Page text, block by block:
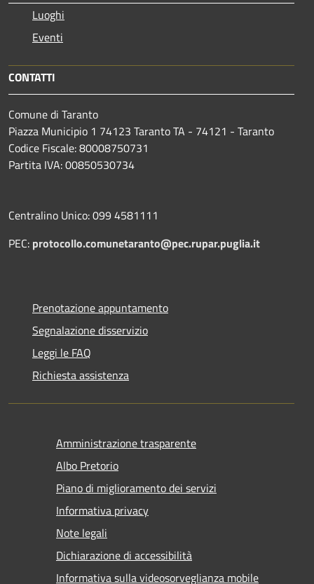
Luoghi
Eventi
CONTATTI
Comune di Taranto
Piazza Municipio 1 74123 Taranto TA - 74121 - Taranto
Codice Fiscale: 80008750731
Partita IVA: 00850530734
Centralino Unico: 099 4581111
PEC: protocollo.comunetaranto@pec.rupar.puglia.it
Prenotazione appuntamento
Segnalazione disservizio
Leggi le FAQ
Richiesta assistenza
Amministrazione trasparente
Albo Pretorio
Piano di miglioramento dei servizi
Informativa privacy
Note legali
Dichiarazione di accessibilità
Informativa sulla videosorveglianza mobile